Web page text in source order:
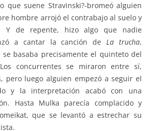
que suene Stravinski?-bromeó alguien
hombre arrojó el contrabajo al suelo y
Y de repente, hizo algo que nadie
a cantar la canción deLa trucha,
basaba precisamente el quinteto del
concurrentes se miraron entre sí,
pero luego alguien empezó a seguir el
y la interpretación acabó con una
Hasta Mulka parecía complacido y
que se levantó a estrechar su